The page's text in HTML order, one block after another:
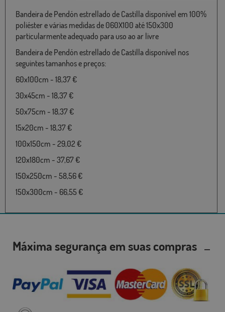
Bandeira de Pendón estrellado de Castilla disponível em 100%
poliéster e várias medidas de 060X100 até 150x300
particularmente adequado para uso ao ar livre
Bandeira de Pendón estrellado de Castilla disponível nos
seguintes tamanhos e preços:
60x100cm - 18,37 €
30x45cm - 18,37 €
50x75cm - 18,37 €
15x20cm - 18,37 €
100x150cm - 29,02 €
120x180cm - 37,67 €
150x250cm - 58,56 €
150x300cm - 66,55 €
Máxima segurança em suas compras